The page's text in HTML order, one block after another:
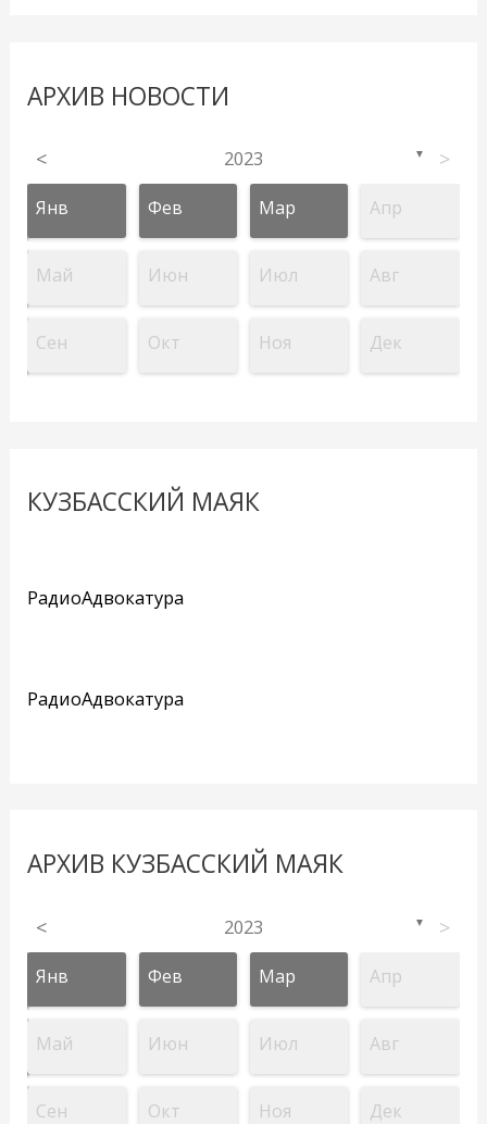
АРХИВ НОВОСТИ
< 2023 ▼ >
Янв Фев Мар Апр
Май Июн Июл Авг
Сен Окт Ноя Дек
КУЗБАССКИЙ МАЯК
РадиоАдвокатура
РадиоАдвокатура
АРХИВ КУЗБАССКИЙ МАЯК
< 2023 ▼ >
Янв Фев Мар Апр
Май Июн Июл Авг
Сен Окт Ноя Дек